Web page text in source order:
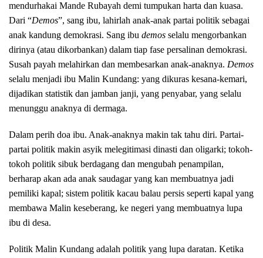
mendurhakai Mande Rubayah demi tumpukan harta dan kuasa.
Dari “Demos”, sang ibu, lahirlah anak-anak partai politik sebagai
anak kandung demokrasi. Sang ibu demos selalu mengorbankan
dirinya (atau dikorbankan) dalam tiap fase persalinan demokrasi.
Susah payah melahirkan dan membesarkan anak-anaknya. Demos
selalu menjadi ibu Malin Kundang: yang dikuras kesana-kemari,
dijadikan statistik dan jamban janji, yang penyabar, yang selalu
menunggu anaknya di dermaga.
Dalam perih doa ibu. Anak-anaknya makin tak tahu diri. Partai-
partai politik makin asyik melegitimasi dinasti dan oligarki; tokoh-
tokoh politik sibuk berdagang dan mengubah penampilan,
berharap akan ada anak saudagar yang kan membuatnya jadi
pemiliki kapal; sistem politik kacau balau persis seperti kapal yang
membawa Malin keseberang, ke negeri yang membuatnya lupa
ibu di desa.
Politik Malin Kundang adalah politik yang lupa daratan. Ketika